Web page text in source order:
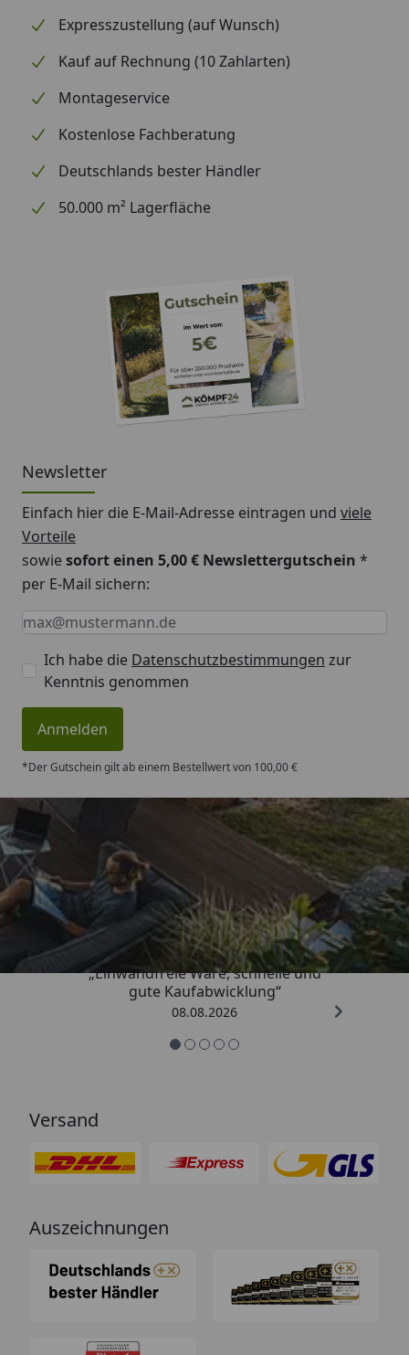
Sitzhöhe: 45,5 cm
Sitztiefe: 47 cm
Gewicht
Belastbarkeit
Die angegebenen Maße sind Circa-Maße.
Expresszustellung (auf Wunsch)
Kauf auf Rechnung (10 Zahlarten)
Montageservice
Kostenlose Fachberatung
Deutschlands bester Händler
50.000 m² Lagerfläche
Newsletter
Einfach hier die E-Mail-Adresse eintragen und viele
Vorteile
sowiesofort einen 5,00 € Newslettergutschein *
per E-Mail sichern:
Keine Eingabe erforderlich
Eingabe erforderlich
E-Mail *
Ich habe die Datenschutzbestimmungen zur
Kenntnis genommen
Anmelden
*Der Gutschein gilt ab einem Bestellwert von 100,00 €
Trusted Shops
4,83/ 5
„Einwandfreie Ware, schnelle und
gute Kaufabwicklung“
08.08.2026
Versand
Auszeichnungen